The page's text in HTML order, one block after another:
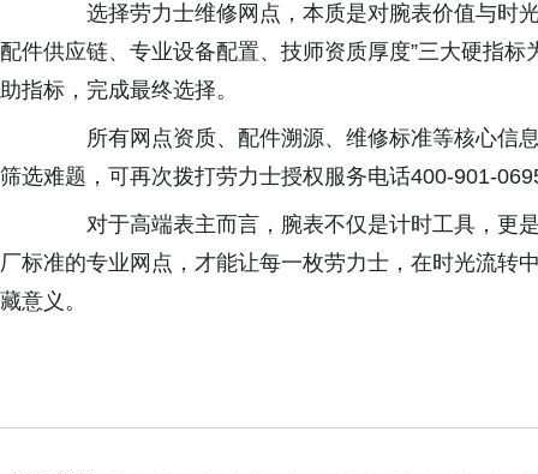
选择劳力士维修网点，本质是对腕表价值与时光
配件供应链、专业设备配置、技师资质厚度”三大硬指
助指标，完成最终选择。
所有网点资质、配件溯源、维修标准等核心信
筛选难题，可再次拨打劳力士授权服务电话400-901-
对于高端表主而言，腕表不仅是计时工具，更
厂标准的专业网点，才能让每一枚劳力士，在时光流转
藏意义。